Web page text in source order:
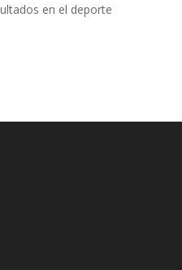
en el deporte